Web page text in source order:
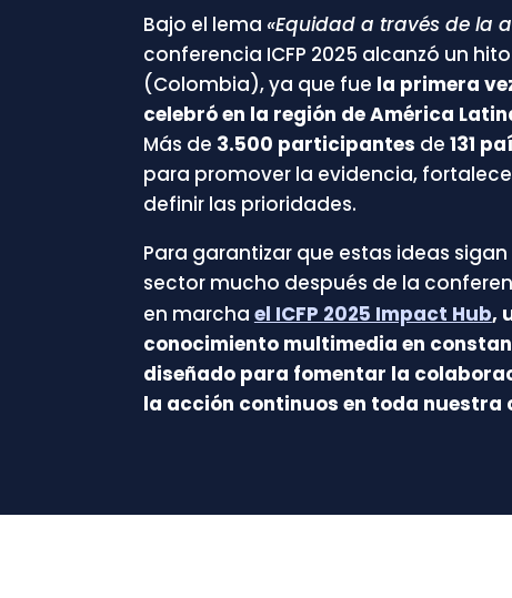
Bajo el lema «Equidad a través de la
conferencia ICFP 2025 alcanzó un
(Colombia), ya que fue la primera
celebró en la región de América
Más de 3.500 participantes de 131
para promover la evidencia,
definir las prioridades.
Para garantizar que estas ideas
sector mucho después de la
en marcha el ICFP 2025 Impact Hub,
conocimiento multimedia en
diseñado para fomentar la
la acción continuos en toda nuestra